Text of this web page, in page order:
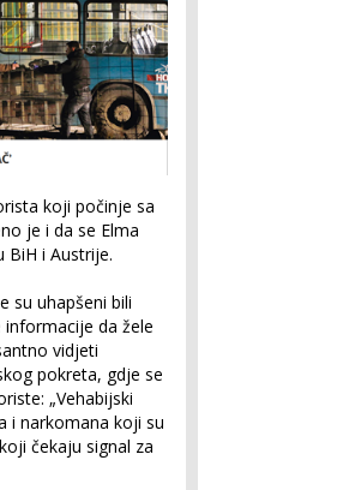
koji počinje sa
je i da se Elma
BiH i Austrije.
su uhapšeni bili
da žele
vidjeti
pokreta, gdje se
„Vehabijski
i narkomana koji su
čekaju signal za